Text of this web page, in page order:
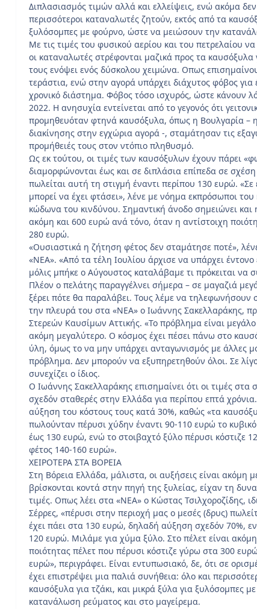
Διπλασιασμός τιμών αλλά και ελλείψεις, ενώ ακόμα
περισσότεροι καταναλωτές ζητούν, εκτός από τα
ξυλόσομπες με φούρνο, ώστε να μειώσουν την
Με τις τιμές του φυσικού αερίου και του πετρελαίου
οι καταναλωτές στρέφονται μαζικά προς τα
τους ενόψει ενός δύσκολου χειμώνα. Οπως
τεράστια, ενώ στην αγορά υπάρχει διάχυτος φόβος
χρονικό διάστημα. Φόβος τόσο ισχυρός, ώστε κάνουν
2022. Η ανησυχία εντείνεται από το γεγονός ότι
προμηθευόταν φτηνά καυσόξυλα, όπως η Βουλγαρία –
διακίνησης στην εγχώρια αγορά -, σταμάτησαν τις
προμήθειές τους στον ντόπιο πληθυσμό.
Ως εκ τούτου, οι τιμές των καυσόξυλων έχουν πάρει
διαμορφώνονται έως και σε διπλάσια επίπεδα σε
πωλείται αυτή τη στιγμή έναντι περίπου 130 ευρώ.
μπορεί να έχει φτάσει», λένε με νόημα εκπρόσωποι
κώδωνα του κινδύνου. Σημαντική άνοδο σημειώνει και
ακόμη και 600 ευρώ ανά τόνο, όταν η αντίστοιχη
280 ευρώ.
«Ουσιαστικά η ζήτηση φέτος δεν σταμάτησε ποτέ»,
«ΝΕΑ». «Από τα τέλη Ιουλίου άρχισε να υπάρχει
μόλις μπήκε ο Αύγουστος καταλάβαμε τι πρόκειται να
Πλέον ο πελάτης παραγγέλνει σήμερα – σε μαγαζιά
ξέρει πότε θα παραλάβει. Τους λέμε να τηλεφωνήσουν
την πλευρά του στα «ΝΕΑ» ο Ιωάννης Σακελλαράκης,
Στερεών Καυσίμων Αττικής. «Το πρόβλημα είναι
ακόμη μεγαλύτερο. Ο κόσμος έχει πέσει πάνω στο
ύλη, όμως το να μην υπάρχει ανταγωνισμός με άλλες
πρόβλημα. Δεν μπορούν να εξυπηρετηθούν όλοι. Σε
συνεχίζει ο ίδιος.
Ο Ιωάννης Σακελλαράκης επισημαίνει ότι οι τιμές στα
σχεδόν σταθερές στην Ελλάδα για περίπου επτά
αύξηση του κόστους τους κατά 30%, καθώς «τα
πωλούνταν πέρυσι χύδην έναντι 90-110 ευρώ το
έως 130 ευρώ, ενώ το στοιβαχτό ξύλο πέρυσι κόστιζε
φέτος 140-160 ευρώ».
ΧΕΙΡΟΤΕΡΑ ΣΤΑ ΒΟΡΕΙΑ
Στη Βόρεια Ελλάδα, μάλιστα, οι αυξήσεις είναι ακόμη
βρίσκονται κοντά στην πηγή της ξυλείας, είχαν τη
τιμές. Οπως λέει στα «ΝΕΑ» ο Κώστας Τσιλχοροζίδης,
Σέρρες, «πέρυσι στην περιοχή μας ο μεσές (δρυς)
έχει πάει στα 130 ευρώ, δηλαδή αύξηση σχεδόν 70%,
120 ευρώ. Μιλάμε για χύμα ξύλο. Στο πέλετ είναι
ποιότητας πέλετ που πέρυσι κόστιζε γύρω στα 300
ευρώ», περιγράφει. Είναι εντυπωσιακό, δε, ότι σε
έχει επιστρέψει μια παλιά συνήθεια: όλο και
καυσόξυλα για τζάκι, και μικρά ξύλα για ξυλόσομπες
κατανάλωση ρεύματος και στο μαγείρεμα.